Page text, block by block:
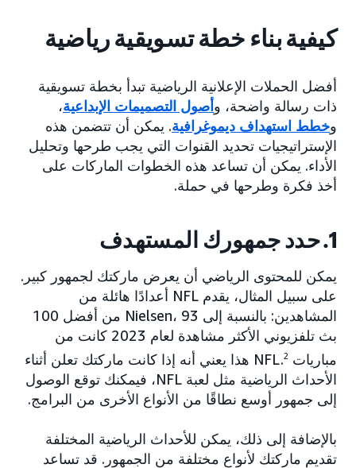
كيفية بناء خطة تسويقية رياضية
أفضل الحملات الإعلانية الرياضية تبدأ بخطة تسويقية
ذات رسالة واضحة، وأصول التصميمات الإبداعية،
وخطط استهداف ديموغرافية. يمكن أن تتضمن هذه
الإستراتيجيات تحديد القنوات التي يجب طرحها وتحليل
الأداء. يمكن أن تساعد هذه الخطوات الماركات على
أخذ فكرة وطرحها في حملة.
1. حدد جمهورك المستهدف
يمكن للمحتوى الرياضي أن يعرض ماركتك لجمهور كبير.
على سبيل المثال، يقدم NFL أعدادًا هائلة من
المشاهدين: بالنسبة إلى Nielsen، 93 من أفضل 100
بث تلفزيوني الأكثر مشاهدة لعام 2023 كانت من
مباريات NFL. 2
هذا يعني أنه إذا كانت ماركتك تعلن أثناء
الأحداث الرياضية مثل لعبة NFL، فيمكنك توقع الوصول
إلى جمهور أوسع نطاقًا من الأنواع الأخرى من البرامج.
بالإضافة إلى ذلك، يمكن للأحداث الرياضية المختلفة
تقديم ماركتك لأنواع مختلفة من الجمهور. قد تساعد